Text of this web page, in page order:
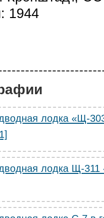
1944
лодка «Щ-
лодка Щ-311